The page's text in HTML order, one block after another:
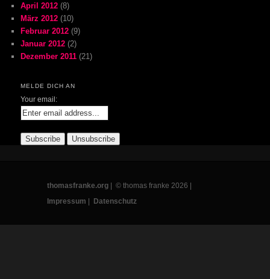
April 2012 (8)
März 2012 (10)
Februar 2012 (9)
Januar 2012 (2)
Dezember 2011 (21)
MELDE DICH AN
Your email:
thomasfranke.org | © thomas franke 2026 |
Impressum | Datenschutz